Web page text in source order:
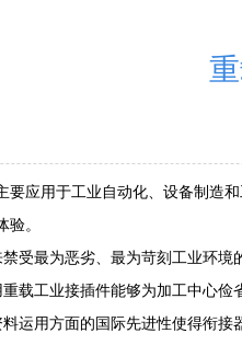
要应用于工业自动化、设备制造
。
受最为恶劣、最为苛刻工业环境
载工业接插件能够为加工中心
运用方面的国际先进性使得衔